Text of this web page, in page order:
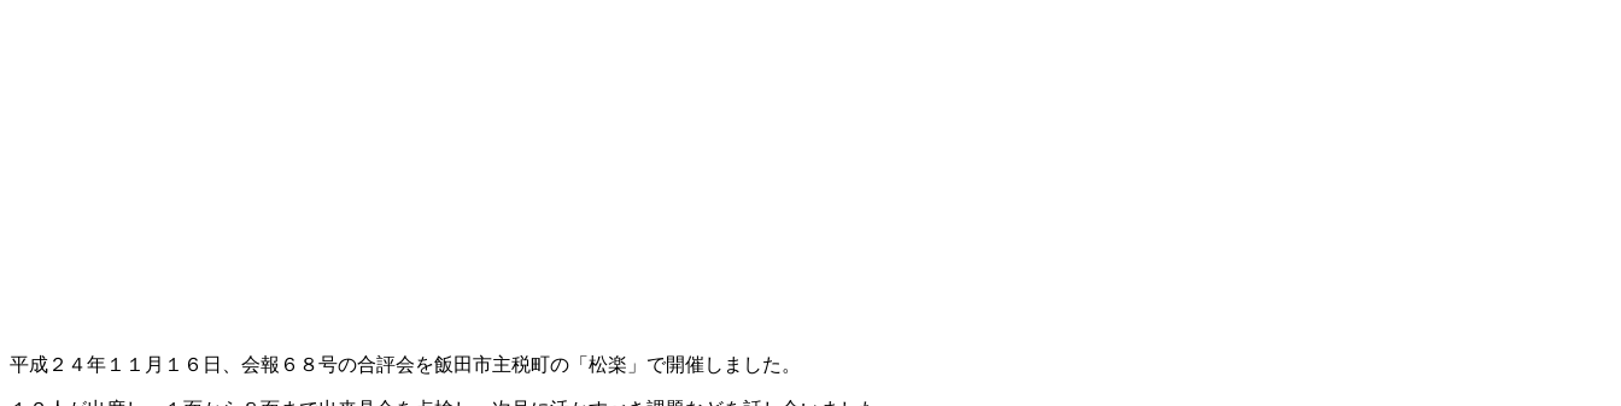
平成２４年１１月１６日、会報６８号の合評会を飯田市主税町の「松楽」で開催しました。